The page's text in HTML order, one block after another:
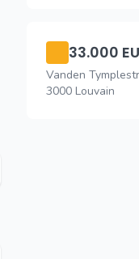
33.000
Vanden
3000 Louvain